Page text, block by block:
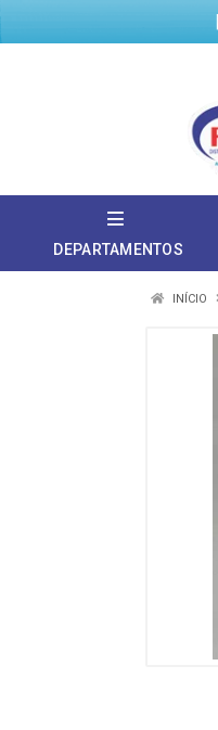
DEPARTAMENTOS
INÍCIO